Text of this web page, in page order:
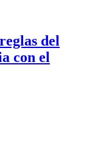
del
con el